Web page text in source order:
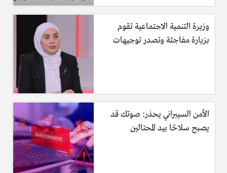
وزيرة التنمية الاجتماعية تقوم
بزيارة مفاجئة وتصدر توجيهات
الأمن السيبراني يحذر: صوتك قد
يصبح سلاحًا بيد المحتالين